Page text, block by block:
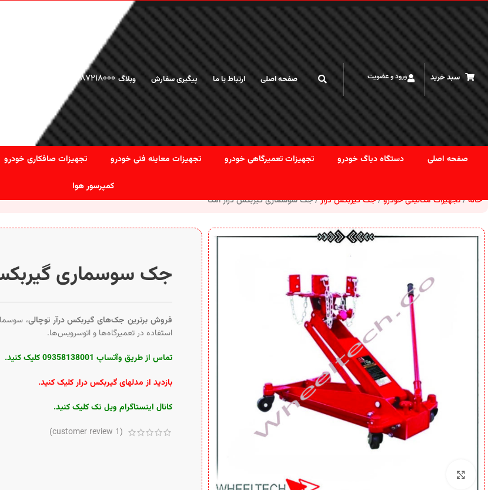
سبد خرید ورود و عضویت صفحه اصلی ارتباط با ما پیگیری سفارش وبلاگ 02187218000
صفحه اصلی دستگاه دیاگ خودرو تجهیزات تعمیرگاهی خودرو تجهیزات معاینه فنی خودرو تجهیزات صافکاری خودرو
کمپرسور هوا
خانه تجهیزات مکانیکی خودرو جک گیربکس درآر جک سوسماری گیربکس درآر امگا
جک سوسماری گیربکس
فروش برترین جک‌های گیربکس درآر توچالی،
استفاده در تعمیرگاه‌ها و اتوسرویس‌ها.
تماس از طریق وآتساپ 09358138001 کلیک کنید.
بازدید از مدلهای گیربکس درار کلیک کنید.
کانال اینستاگرام ویل تک کلیک کنید.
(
1